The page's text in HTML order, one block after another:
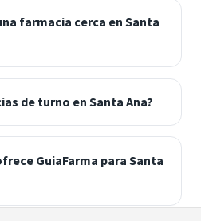
farmacia cerca en Santa
de turno en Santa Ana?
GuiaFarma para Santa